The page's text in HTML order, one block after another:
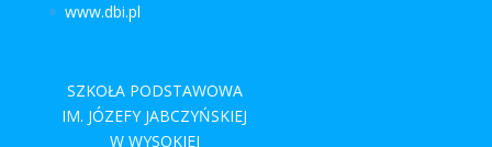
www.dbi.pl
SZKOŁA PODSTAWOWA
IM. JÓZEFY JABCZYŃSKIEJ
W WYSOKIEJ